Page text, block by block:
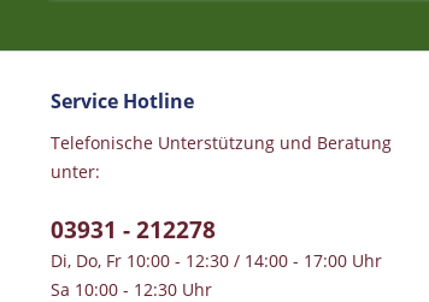
Service Hotline
Telefonische Unterstützung und Beratung
unter:
03931 - 212278
Di, Do, Fr 10:00 - 12:30 / 14:00 - 17:00 Uhr
Sa 10:00 - 12:30 Uhr